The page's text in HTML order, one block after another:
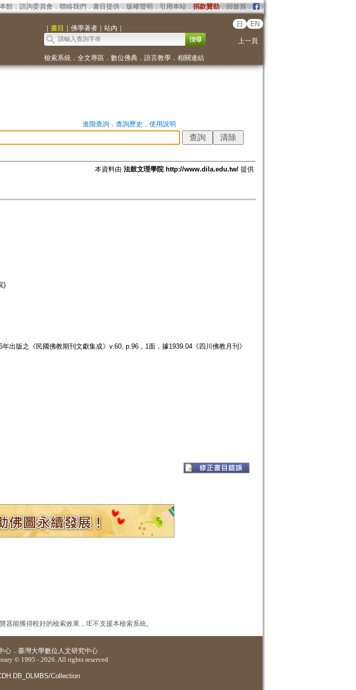
館． 諮詢委員會． 聯絡我們 ． 書目提供． 版權聲明 ． 引用本站． 捐款贊助．回首頁．
｜ 書目 ｜ 佛學著者｜ 站內 ｜
日 EN
上一頁
檢索系統． 全文專區 ． 數位佛典． 語言教學． 相關連結
進階查詢． 查詢歷史 ． 使用說明
本資料由 法鼓文理學院 http://www.dila.edu.tw/提供
)
出版之《民國佛教期刊文獻集成》v.60, p.96，1面，據1939.04《四川佛教月刊》
能獲得較好的檢索效果，IE不支援本檢索系統。
心 ． 臺灣大學數位人文研究中心
© 1995 - 2026. All rights reserved
Collection